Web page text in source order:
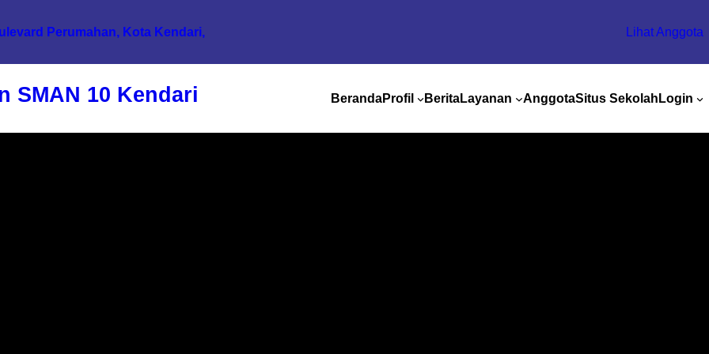
Perumahan, Kota Kendari, Lihat Anggota
SMAN 10 Kendari BerandaProfil BeritaLayanan AnggotaSitus Sekolah Login